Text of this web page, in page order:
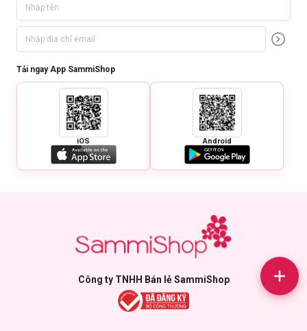
Tải ngay App SammiShop
iOS Android
Công ty TNHH Bán lẻ SammiShop